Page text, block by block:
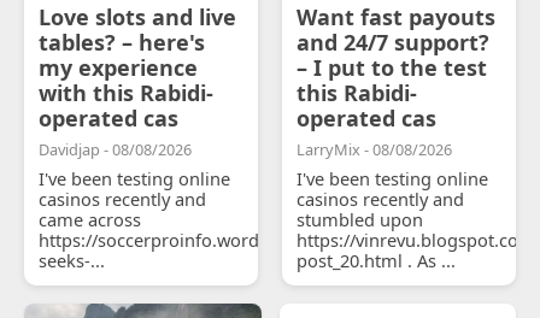
Love slots and live
tables? – here's
my experience
with this Rabidi-
operated cas
Davidjap - 08/08/2026
I've been testing online
casinos recently and
came across
https://soccerproinfo.wordpress.com/2026/07/11/courtois-
seeks-...
Want fast payouts
and 24/7 support?
– I put to the test
this Rabidi-
operated cas
LarryMix - 08/08/2026
I've been testing online
casinos recently and
stumbled upon
https://
post_20.html . As ...